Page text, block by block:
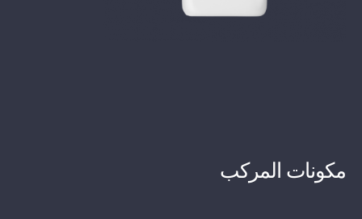
مكونات المركب